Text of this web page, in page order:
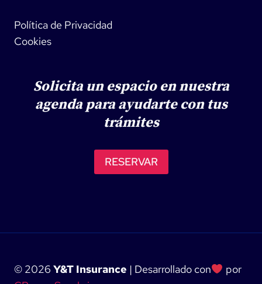
Política de Privacidad
Cookies
Solicita un espacio en nuestra
agenda para ayudarte con tus
trámites
RESERVAR
© 2026 Y&T Insurance | Desarrollado con
por